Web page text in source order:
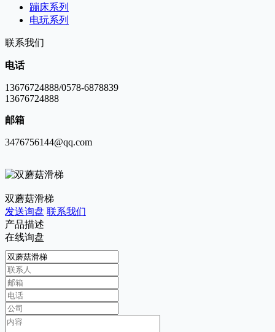
蹦床系列
电玩系列
联系我们
电话
13676724888/0578-6878839
13676724888
邮箱
3476756144@qq.com
双蘑菇滑梯
发送询盘 联系我们
产品描述
在线询盘